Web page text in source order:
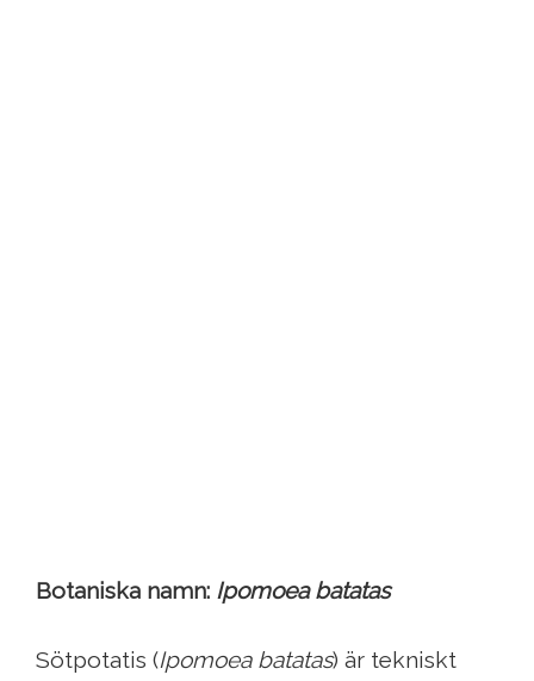
Botaniska namn: Ipomoea batatas
Sötpotatis (Ipomoea batatas) är tekniskt